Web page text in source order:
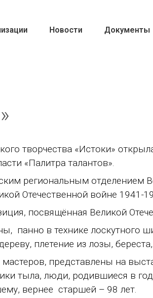
Новости Документы
творчества «Истоки»
«Палитра талантов».
региональным отделением
Отечественной войне 1941-
посвящённая Великой
в технике лоскутного
плетение из лозы,
представлены на
тыла, люди, родившиеся в
вернее старшей – 98 лет.